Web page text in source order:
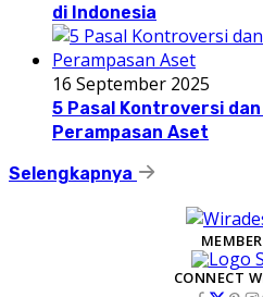
di Indonesia
16 September 2025
5 Pasal Kontroversi
Perampasan Aset
Selengkapnya
CONNECT